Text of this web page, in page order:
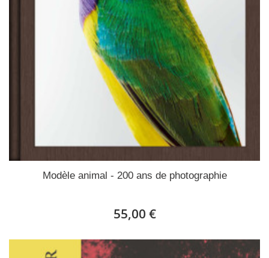
Modèle animal - 200 ans de photographie
55,00 €